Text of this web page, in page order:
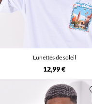
Lunettes de soleil
12,99 €